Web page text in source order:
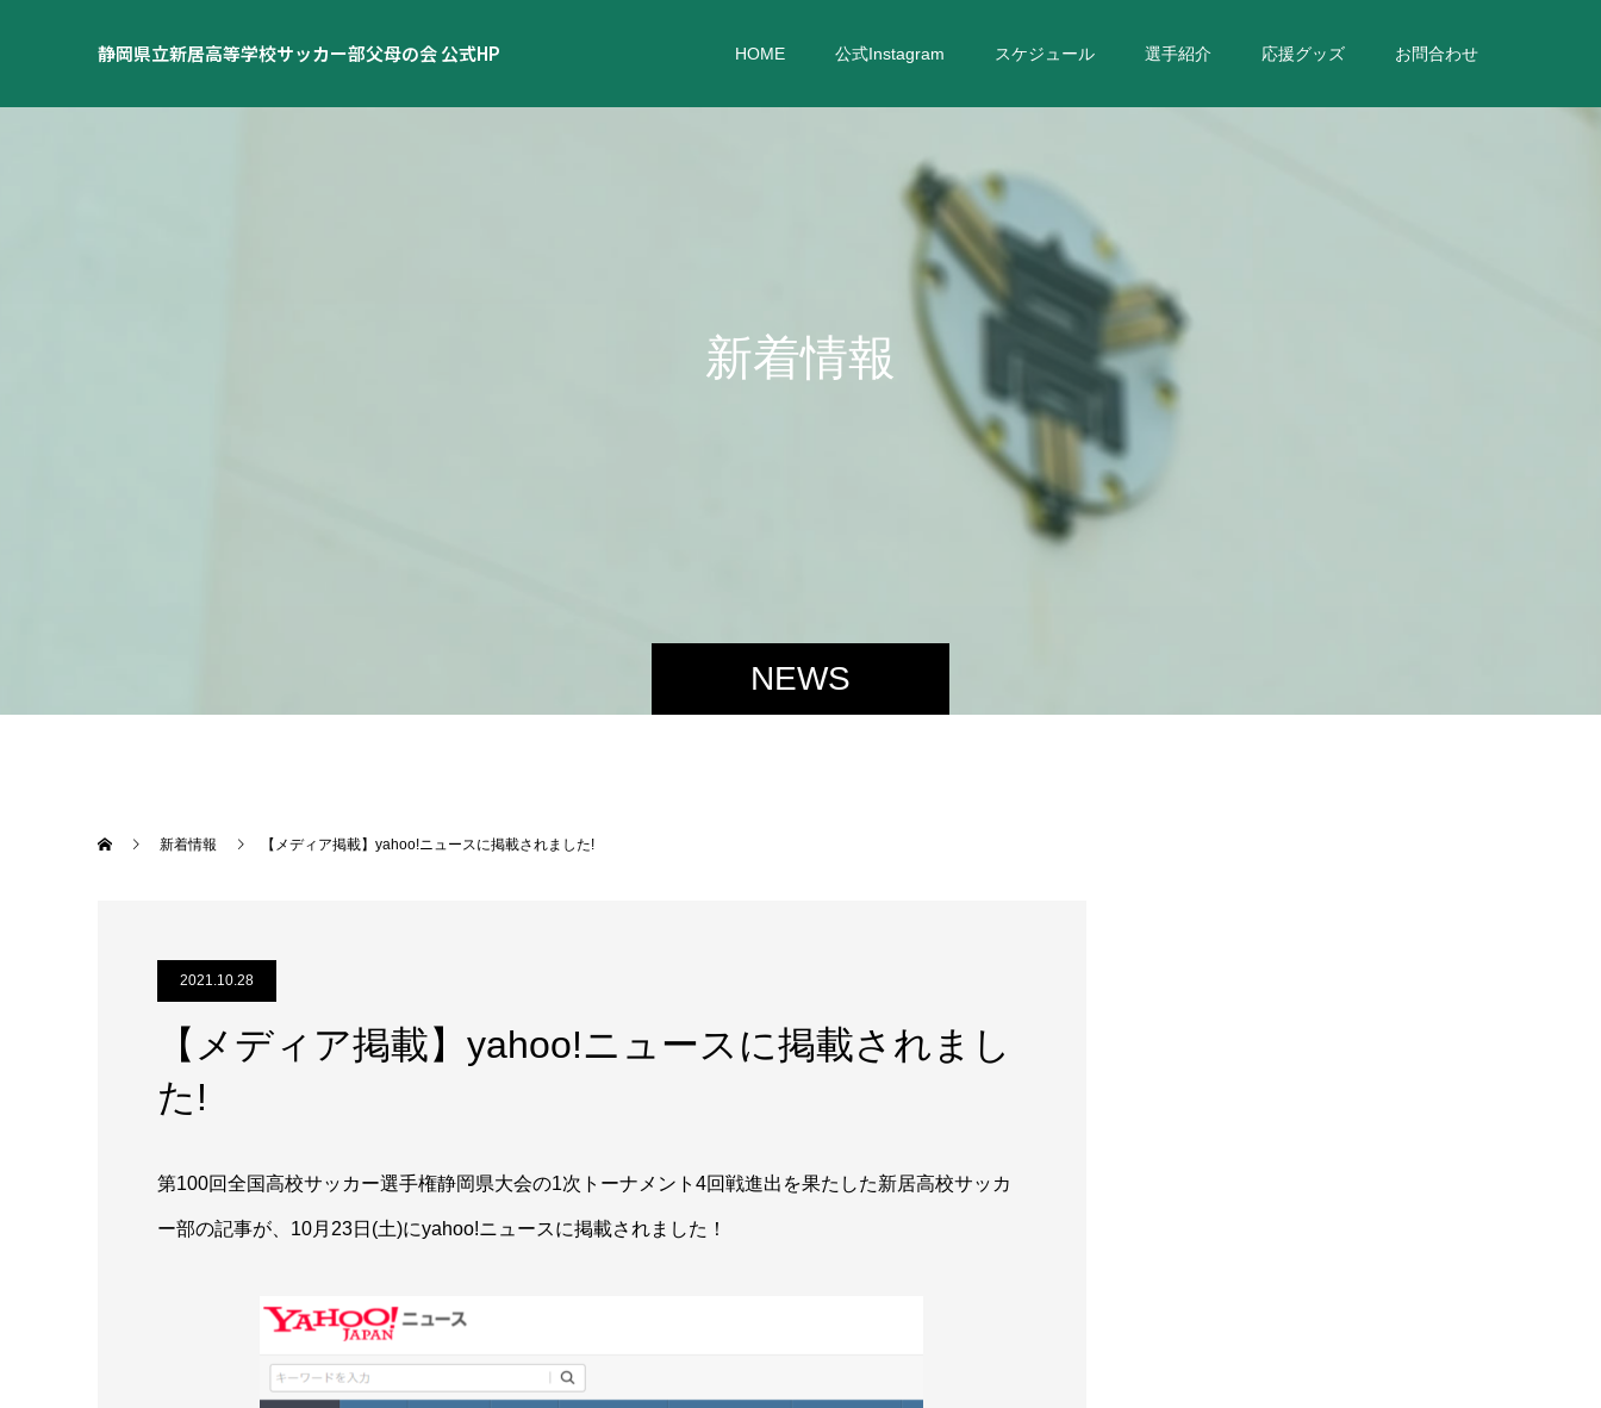
静岡県立新居高等学校サッカー部父母の会 公式HP HOME 公式Instagram スケジュール 選手紹介 応援グッズ お問合わせ
NEWS
新着情報
新着情報 【メディア掲載】yahoo!ニュースに掲載されました!
2021.10.28
【メディア掲載】yahoo!ニュースに掲載されまし
た!
第100回全国高校サッカー選手権静岡県大会の1次トーナメント4回戦進出を果たした新居高校サッカ
ー部の記事が、10月23日(土)にyahoo!ニュースに掲載されました！